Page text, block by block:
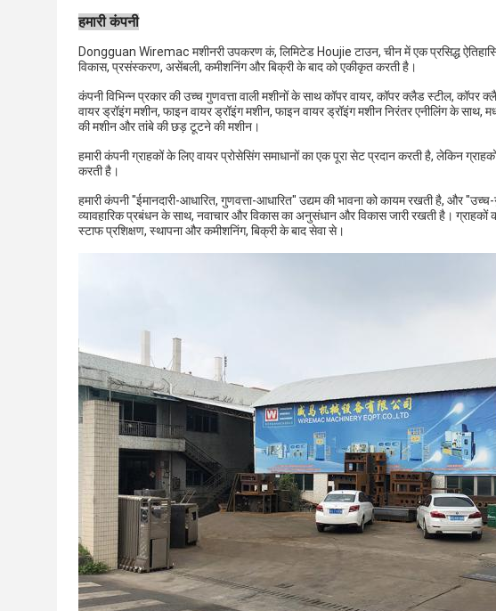
हमारी कंपनी
Dongguan Wiremac मशीनरी उपकरण कं, लिमिटेड Houjie टाउन, चीन में एक प्रसिद्ध
विकास, प्रसंस्करण, असेंबली, कमीशनिंग और बिक्री के बाद को एकीकृत करती है।
कंपनी विभिन्न प्रकार की उच्च गुणवत्ता वाली मशीनों के साथ कॉपर वायर, कॉपर क्लैड स्टील, कॉपर
वायर ड्रॉइंग मशीन, फाइन वायर ड्रॉइंग मशीन, फाइन वायर ड्रॉइंग मशीन निरंतर एनीलिंग के साथ,
की मशीन और तांबे की छड़ टूटने की मशीन।
हमारी कंपनी ग्राहकों के लिए वायर प्रोसेसिंग समाधानों का एक पूरा सेट प्रदान करती है, लेकिन
करती है।
हमारी कंपनी "ईमानदारी-आधारित, गुणवत्ता-आधारित" उद्यम की भावना को कायम रखती है, और
व्यावहारिक प्रबंधन के साथ, नवाचार और विकास का अनुसंधान और विकास जारी रखती है।
स्टाफ प्रशिक्षण, स्थापना और कमीशनिंग, बिक्री के बाद सेवा से।